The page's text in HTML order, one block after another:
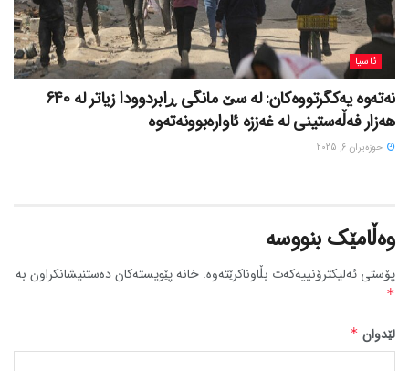
ئاسیا
نەتەوە یەکگرتووەکان: لە سێ مانگی ڕابردوودا زیاتر لە 640
هەزار فەڵەستینی لە غەززە ئاوارەبوونەتەوە
حوزه‌یران 6, 2025
وەڵامێک بنووسە
پۆستی ئەلیکترۆنییەکەت بڵاوناکرێتەوە. خانە پێویستەکان دەستنیشانکراون بە
*
لێدوان *